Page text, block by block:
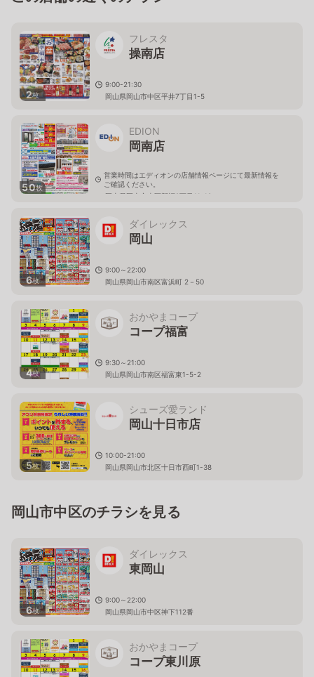
2枚
フレスタ
操南店
9:00-21:30
岡山県岡山市中区平井7丁目1-5
50枚
EDION
岡南店
営業時間はエディオンの店舗情報ページにて最新情報を
ご確認ください。
岡山県岡山市南区新福2丁目11-10
6枚
ダイレックス
岡山
9:00～22:00
岡山県岡山市南区富浜町 2－50
4枚
おかやまコープ
コープ福富
9:30～21:00
岡山県岡山市南区福富東1-5-2
5枚
シューズ愛ランド
岡山十日市店
10:00-21:00
岡山県岡山市北区十日市西町1-38
岡山市中区のチラシを見る
6枚
ダイレックス
東岡山
9:00～22:00
岡山県岡山市中区神下112番
おかやまコープ
コープ東川原